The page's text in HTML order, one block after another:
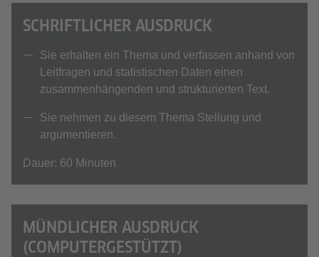
SCHRIFTLICHER AUSDRUCK
Sie erhalten ein Thema und verfassen anhand von
Leitfragen und statistischen Daten einen
zusammenhängenden und strukturierten Text.
Sie nehmen zu diesem Thema Stellung und
argumentieren.
Dauer: 60 Minuten
MÜNDLICHER AUSDRUCK
(COMPUTERGESTÜTZT)